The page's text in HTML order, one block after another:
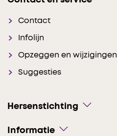
Contact
Infolijn
Opzeggen en wijzigingen
Suggesties
Hersenstichting
Informatie